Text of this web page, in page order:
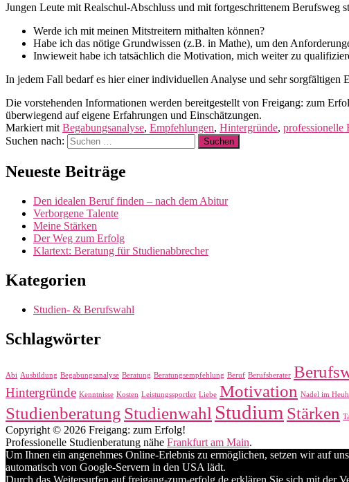
Jungen Leute mit Realschul-Abschluss und mit fortgeschrittenem Berufsweg
Werde ich mit meinen Mitstreitern mithalten können?
Habe ich das nötige Grundwissen (z.B. in Mathe), um den
Inwieweit habe ich tatsächlich die Motivation, mich weiter zu
In jedem Fall bedarf es hier einer individuellen Analyse und sehr sorgfältigen
Die vorstehenden Informationen werden bereitgestellt von Freigang: zum
überwiegend auf eigene Erfahrungen und Einschätzungen.
Markiert mit Begabungsanalyse, Empfehlungen, Hintergründe, professionelle
Suchen nach:
Neueste Beiträge
Den idealen Beruf finden – nach dem Abitur
Verborgene Talente
Meine Stärken
Der Weg zum Erfolg
Klartext: Beratung für Studienabbrecher
Kategorien
Studien- & Berufswahl
Schlagwörter
Abi Ausbildung Begabungsanalyse Beratung Beratungsempfehlung Beruf Berufsberater
Hintergründe Kenntnisse Kosten Leistungssportler Liebe Motivation Nadel im
Studienberatung Studienwahl Studium Stärken
Copyright © 2026 Freigang: zum Erfolg!
Professionelle Studienberatung nähe Frankfurt am Main.
Um Ihnen ein angenehmes Online-Erlebnis zu ermöglichen, setzen wir auf
automatisch von Google-Servern in den USA lädt.
Durch das Weitersurfen auf freigang-zum-erfolg.de erklären Sie sich mit der